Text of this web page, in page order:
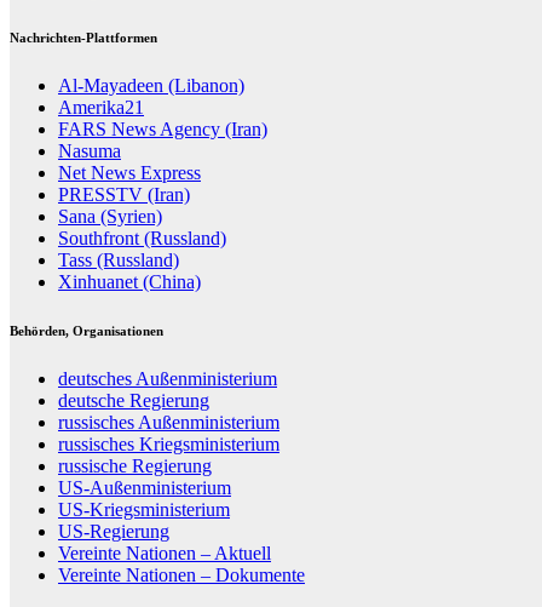
Nachrichten-Plattformen
Al-Mayadeen (Libanon)
Amerika21
FARS News Agency (Iran)
Nasuma
Net News Express
PRESSTV (Iran)
Sana (Syrien)
Southfront (Russland)
Tass (Russland)
Xinhuanet (China)
Behörden, Organisationen
deutsches Außenministerium
deutsche Regierung
russisches Außenministerium
russisches Kriegsministerium
russische Regierung
US-Außenministerium
US-Kriegsministerium
US-Regierung
Vereinte Nationen – Aktuell
Vereinte Nationen – Dokumente